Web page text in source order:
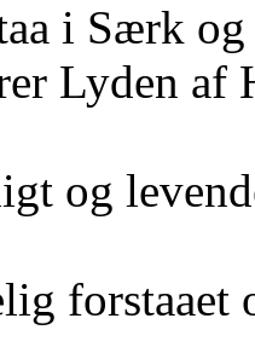
i Særk
Lyden af
og